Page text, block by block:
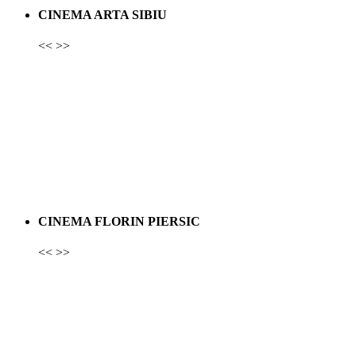
CINEMA ARTA SIBIU
<< >>
CINEMA FLORIN PIERSIC
<< >>